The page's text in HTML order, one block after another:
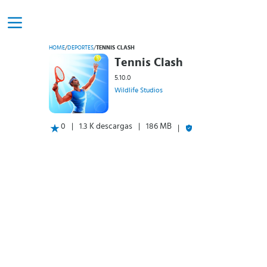
HOME/DEPORTES/TENNIS CLASH
Tennis Clash
5.10.0
Wildlife Studios
0 1.3 K descargas 186 MB